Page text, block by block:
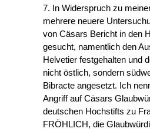
7. In Widerspruch zu
mehrere neuere
von Cäsars Bericht in den
gesucht, namentlich den
Helvetier festgehalten und
nicht östlich, sondern
Bibracte angesetzt. Ich
Angriff auf Cäsars
deutschen Hochstifts zu
FRÖHLICH, die